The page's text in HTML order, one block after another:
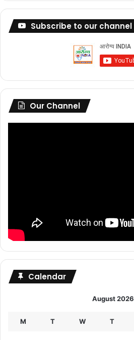
Subscribe to our channel
Our Channel
Calendar
August 2026
M T W T